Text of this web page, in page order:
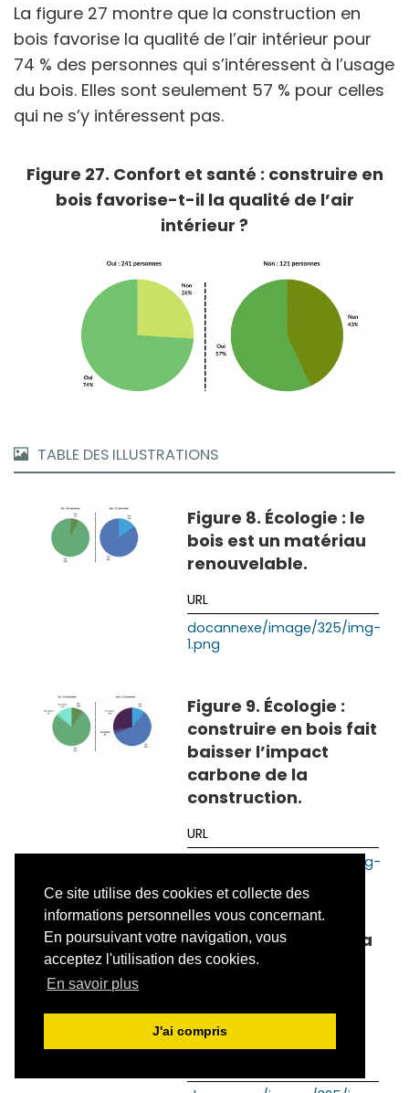
Ce site utilise des cookies et collecte des
informations personnelles vous concernant.
En poursuivant votre navigation, vous
acceptez l'utilisation des cookies.
En savoir plus
J'ai compris
La figure 27 montre que la construction en
bois favorise la qualité de l’air intérieur pour
74 % des personnes qui s’intéressent à l’usage
du bois. Elles sont seulement 57 % pour celles
qui ne s’y intéressent pas.
Figure 27. Confort et santé : construire en
bois favorise-t-il la qualité de l’air
intérieur ?
TABLE DES ILLUSTRATIONS
Figure 8. Écologie : le
bois est un matériau
renouvelable.
docannexe/image/325/img-
1.png
Figure 9. Écologie :
construire en bois fait
baisser l’impact
carbone de la
construction.
docannexe/image/325/img-
Figure 10. Écologie : la
construction en bois
énergétique du
chantier.